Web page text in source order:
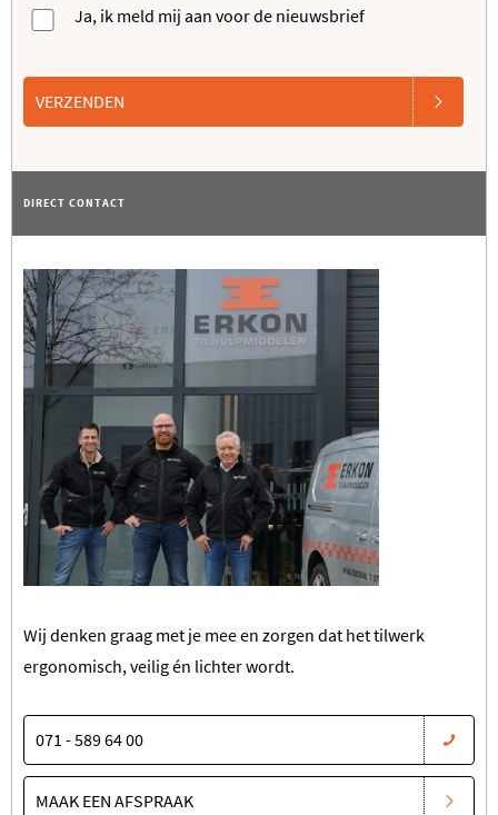
Ja, ik meld mij aan voor de nieuwsbrief
VERZENDEN
DIRECT CONTACT
Wij denken graag met je mee en zorgen dat het tilwerk
ergonomisch, veilig én lichter wordt.
071 - 589 64 00
MAAK EEN AFSPRAAK